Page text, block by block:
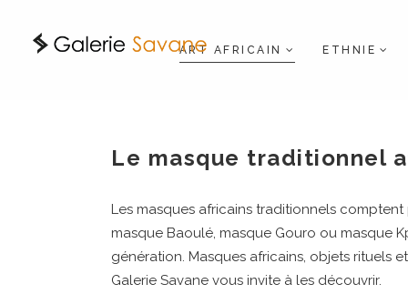
ART AFRICAIN ETHNIE
Le masque traditionnel
Les masques africains traditionnels
masque Baoulé, masque Gouro ou masque
génération. Masques africains, objets rituels
Galerie Savane vous invite à les découvrir.